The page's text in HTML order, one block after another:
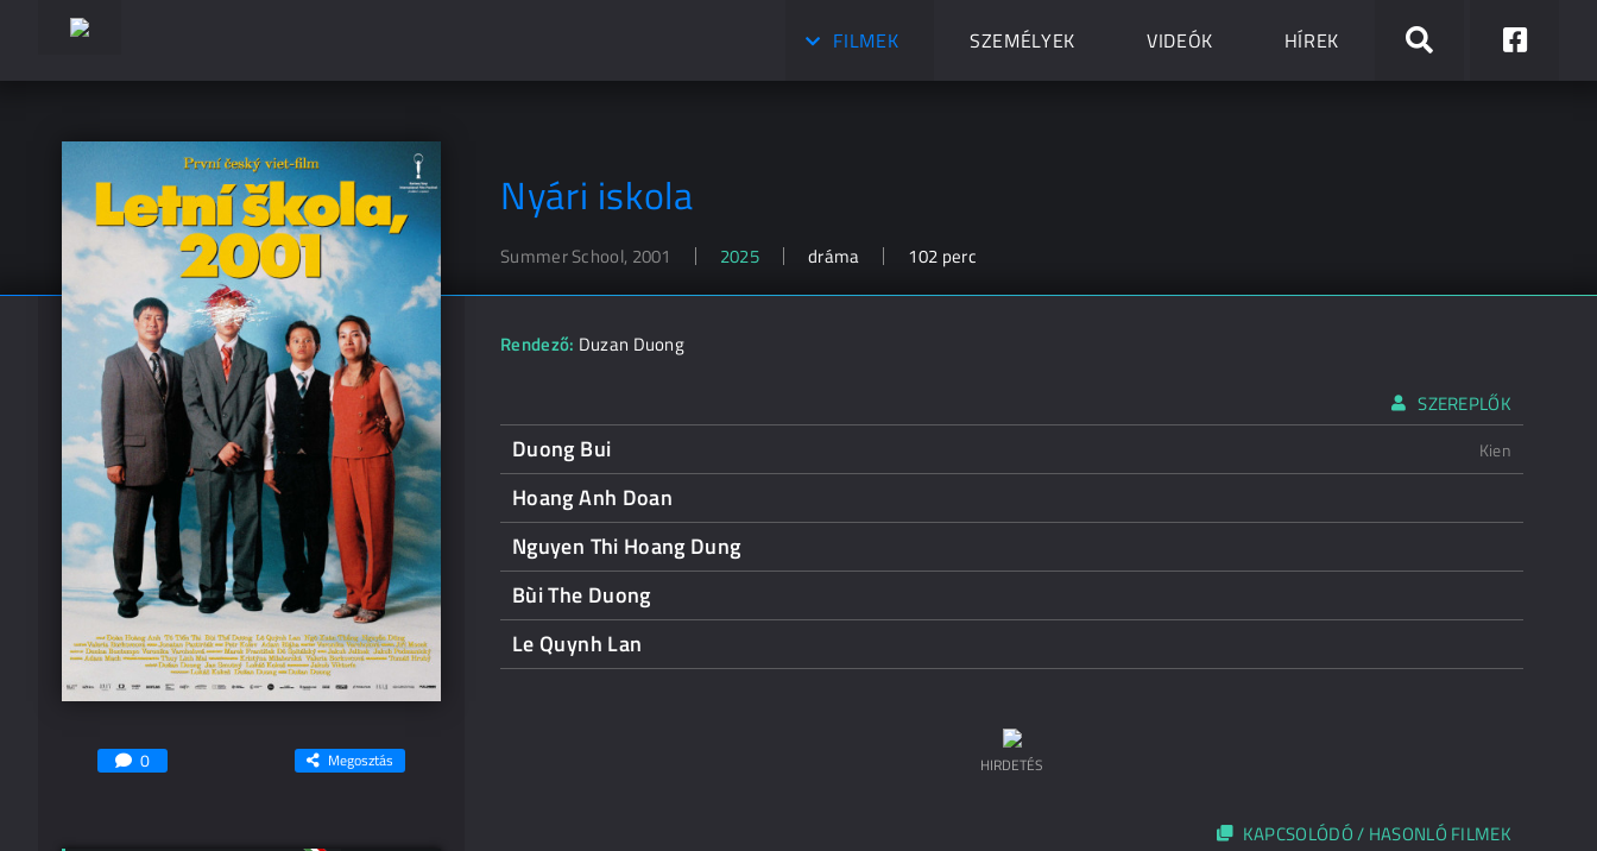
FILMEK SZEMÉLYEK VIDEÓK HÍREK
Nyári iskola
Summer School, 2001 2025 dráma 102 perc
0 Megosztás
Rendező: Duzan Duong
SZEREPLŐK
Duong Bui Kien
Hoang Anh Doan
Nguyen Thi Hoang Dung
Bùi The Duong
Le Quynh Lan
HIRDETÉS
KAPCSOLÓDÓ / HASONLÓ FILMEK